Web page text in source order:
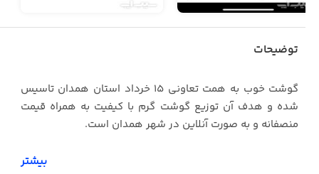
توضیحات
گوشت خوب به همت تعاونی ۱۵ خرداد استان همدان تاسیس
شده و هدف آن توزیع گوشت گرم با کیفیت به همراه قیمت
منصفانه و به صورت آنلاین در شهر همدان است.
بیشتر